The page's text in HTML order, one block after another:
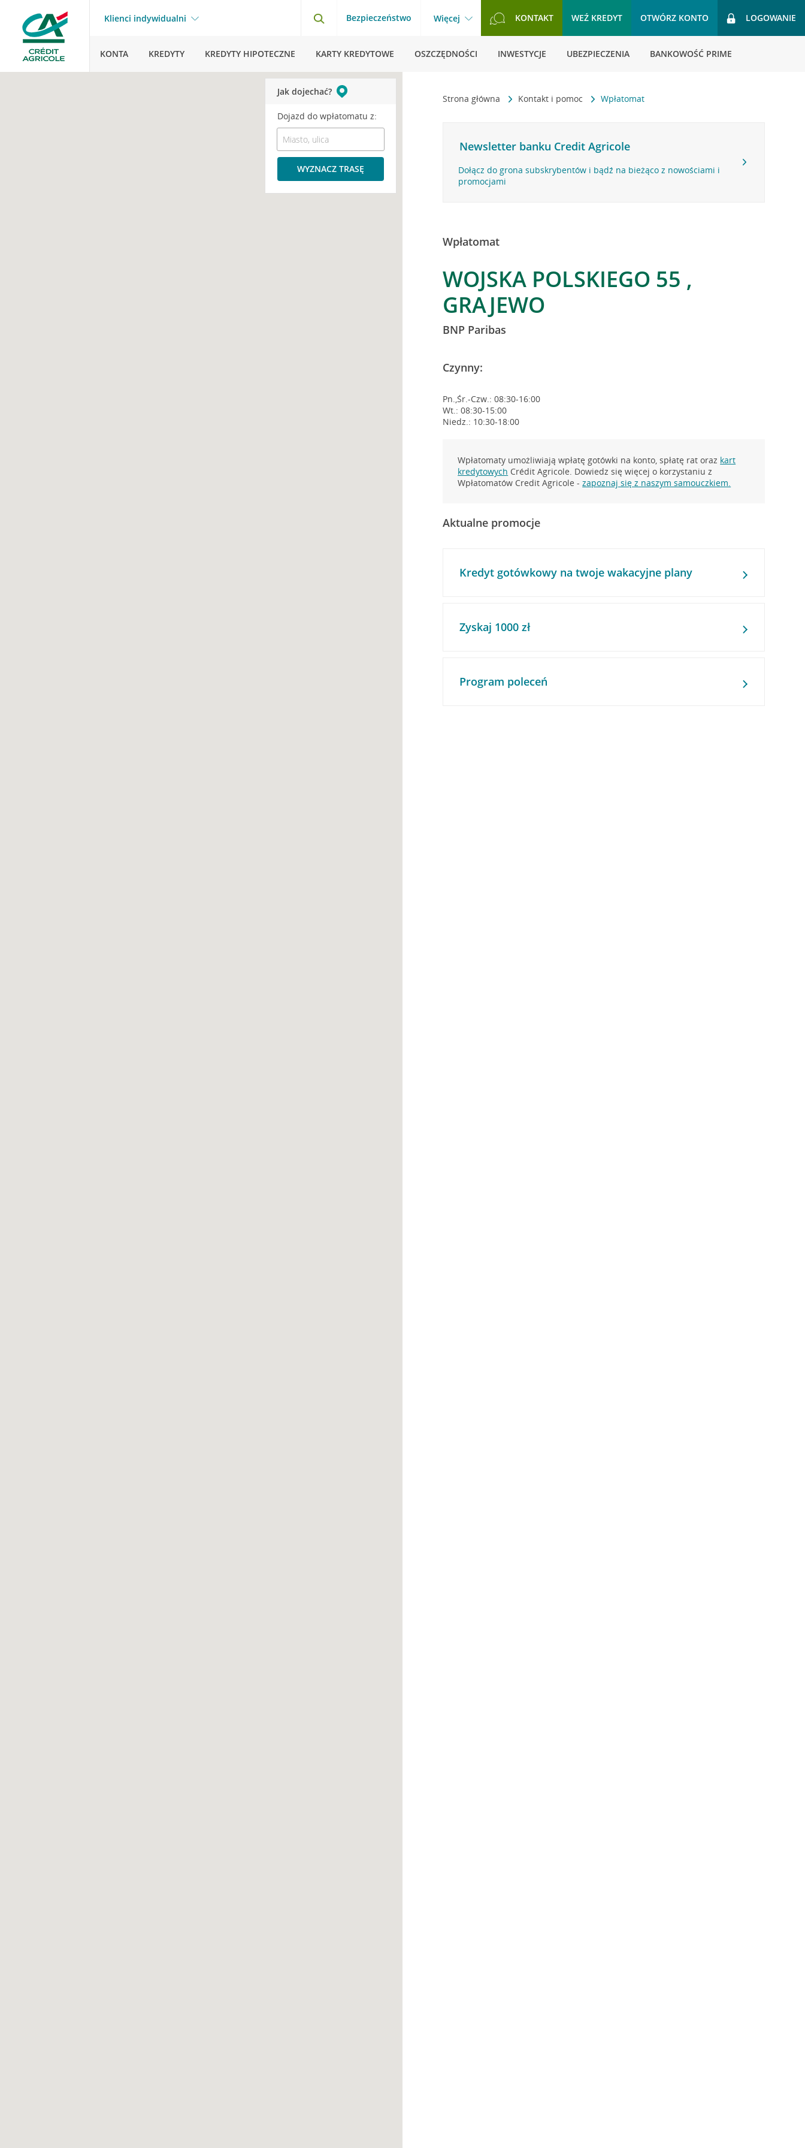
Klienci indywidualni Bezpieczeństwo Więcej KONTAKT WEŹ KREDYT OTWÓRZ KONTO LOGOWANIE
KONTA KREDYTY KREDYTY HIPOTECZNE KARTY KREDYTOWE OSZCZĘDNOŚCI INWESTYCJE UBEZPIECZENIA BANKOWOŚĆ PRIME
Strona główna Kontakt i pomoc Wpłatomat
Newsletter banku Credit Agricole
Dołącz do grona subskrybentów i bądź na bieżąco z nowościami i
promocjami
Wpłatomat
WOJSKA POLSKIEGO 55 ,
GRAJEWO
BNP Paribas
Czynny:
Pn.,Śr.-Czw.: 08:30-16:00
Wt.: 08:30-15:00
Niedz.: 10:30-18:00
Wpłatomaty umożliwiają wpłatę gotówki na konto, spłatę rat oraz kart
kredytowych Crédit Agricole. Dowiedz się więcej o korzystaniu z
Wpłatomatów Credit Agricole -zapoznaj się z naszym samouczkiem.
Aktualne promocje
Kredyt gotówkowy na twoje wakacyjne plany
Zyskaj 1000 zł
Program poleceń
Jak dojechać?
Dojazd do wpłatomatu z:
WYZNACZ TRASĘ